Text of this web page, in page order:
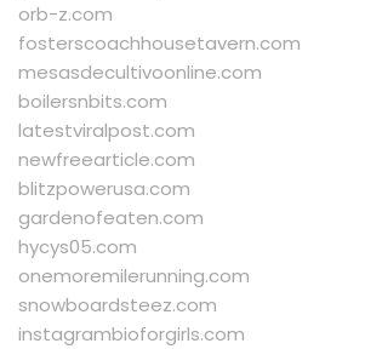
orb-z.com
fosterscoachhousetavern.com
mesasdecultivoonline.com
boilersnbits.com
latestviralpost.com
newfreearticle.com
blitzpowerusa.com
gardenofeaten.com
hycys05.com
onemoremilerunning.com
snowboardsteez.com
instagrambioforgirls.com